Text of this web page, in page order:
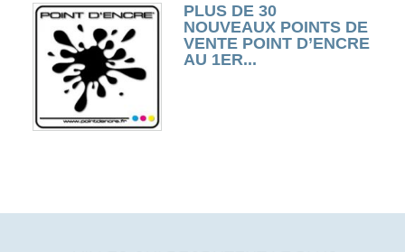
PLUS DE 30
NOUVEAUX POINTS DE
VENTE POINT D’ENCRE
AU 1ER...